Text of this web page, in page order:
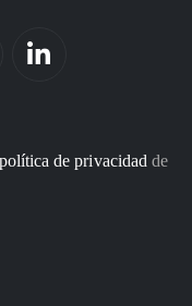
política de privacidadde